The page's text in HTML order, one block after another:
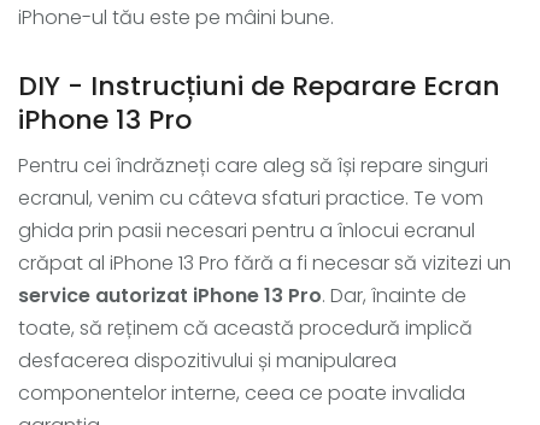
iPhone-ul tău este pe mâini bune.
DIY - Instrucțiuni de Reparare Ecran
iPhone 13 Pro
Pentru cei îndrăzneți care aleg să își repare singuri
ecranul, venim cu câteva sfaturi practice. Te vom
ghida prin pasii necesari pentru a înlocui ecranul
crăpat al iPhone 13 Pro fără a fi necesar să vizitezi un
service autorizat iPhone 13 Pro. Dar, înainte de
toate, să reținem că această procedură implică
desfacerea dispozitivului și manipularea
componentelor interne, ceea ce poate invalida